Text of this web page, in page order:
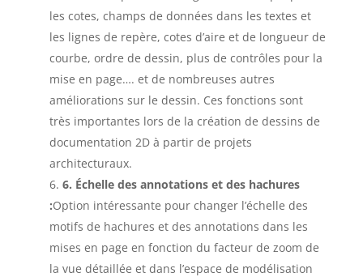
les cotes, champs de données dans les textes et
les lignes de repère, cotes d’aire et de longueur de
courbe, ordre de dessin, plus de contrôles pour la
mise en page…. et de nombreuses autres
améliorations sur le dessin. Ces fonctions sont
très importantes lors de la création de dessins de
documentation 2D à partir de projets
architecturaux.
6. Échelle des annotations et des hachures
:Option intéressante pour changer l’échelle des
motifs de hachures et des annotations dans les
mises en page en fonction du facteur de zoom de
la vue détaillée et dans l’espace de modélisation